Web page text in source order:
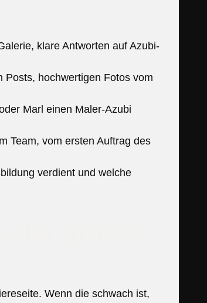
klare Antworten auf Azubi-
Posts, hochwertigen Fotos vom
Marl einen Maler-Azubi
Team, vom ersten Auftrag des
verdient und welche
Wenn die schwach ist,